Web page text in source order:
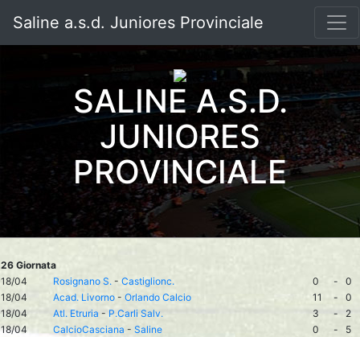
Saline a.s.d. Juniores Provinciale
SALINE A.S.D.
JUNIORES
PROVINCIALE
26 Giornata
18/04
Rosignano S. - Castiglionc. 0 -
0
18/04
Acad. Livorno - Orlando Calcio 11 -
0
18/04
Atl. Etruria - P.Carli Salv. 3 -
2
18/04
CalcioCasciana - Saline 0 -
5